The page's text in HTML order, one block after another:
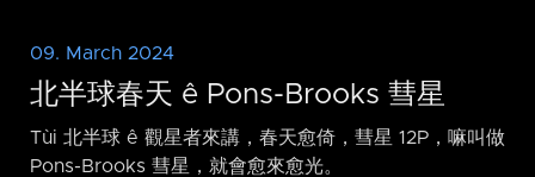
09. March 2024
北半球春天 ê Pons-Brooks 彗星
Tùi 北半球 ê 觀星者來講，春天愈倚，彗星 12P，嘛叫做
Pons-Brooks 彗星，就會愈來愈光。